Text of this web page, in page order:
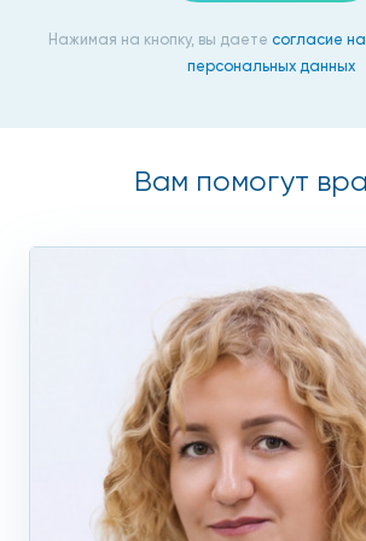
Хондрокальциноз.
Инфекционные болезни.
Врожденные аномалии.
Нажимая на кнопку, вы даете согласие
персональных данных
Вам помогут